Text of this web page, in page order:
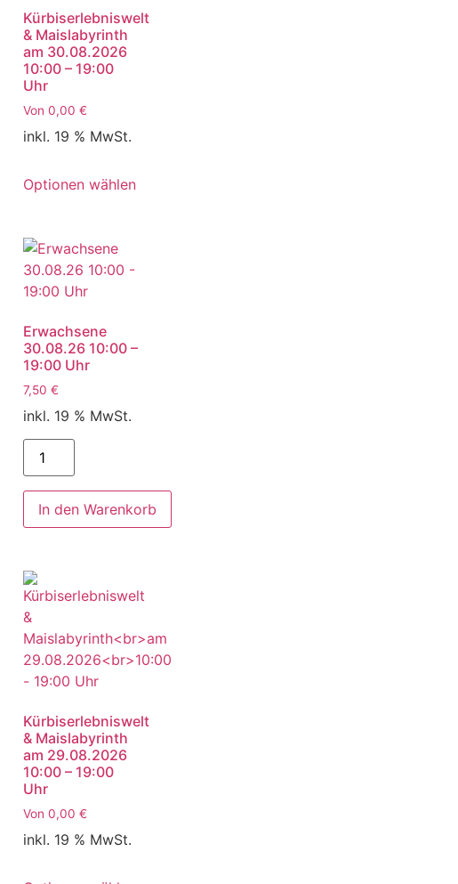
Kürbiserlebniswelt
& Maislabyrinth
am 30.08.2026
10:00 – 19:00
Uhr
Von 0,00 €
inkl. 19 % MwSt.
Optionen wählen
Erwachsene
30.08.26 10:00 –
19:00 Uhr
7,50 €
inkl. 19 % MwSt.
In den Warenkorb
Kürbiserlebniswelt
& Maislabyrinth
am 29.08.2026
10:00 – 19:00
Uhr
Von 0,00 €
inkl. 19 % MwSt.